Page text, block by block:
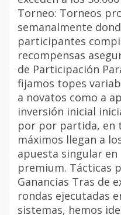
Torneo: Torneos
semanalmente
participantes
recompensas
de Participación
fijamos topes
a novatos como a
inversión inicial
por por partida, en
máximos llegan a
apuesta singular en
premium. Tácticas
Ganancias Tras de
rondas ejecutadas
sistemas, hemos